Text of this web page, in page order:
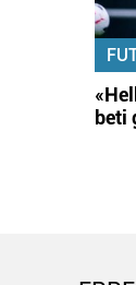
beti